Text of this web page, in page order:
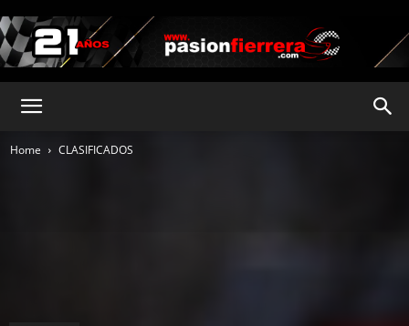
Home CLASIFICADOS